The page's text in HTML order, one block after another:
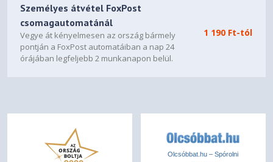
Személyes átvétel FoxPost
csomagautomatánál
Vegye át kényelmesen az ország bármely
pontján a FoxPost automatáiban a nap 24
órájában legfeljebb 2 munkanapon belül.
1 190 Ft-tól
Olcsóbbat.hu – Spórolni